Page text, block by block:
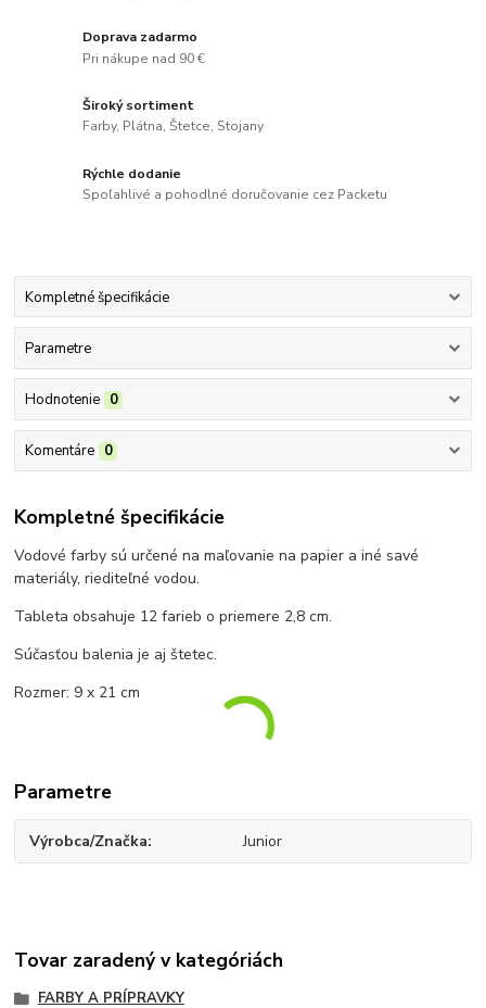
Doprava zadarmo
Pri nákupe nad 90 €
Široký sortiment
Farby, Plátna, Štetce, Stojany
Rýchle dodanie
Spoľahlivé a pohodlné doručovanie cez Packetu
Kompletné špecifikácie
Parametre
Hodnotenie 0
Komentáre 0
Kompletné špecifikácie
Vodové farby sú určené na maľovanie na papier a iné savé
materiály, riediteľné vodou.
Tableta obsahuje 12 farieb o priemere 2,8 cm.
Súčasťou balenia je aj štetec.
Rozmer: 9 x 21 cm
Parametre
Výrobca/Značka Junior
Tovar zaradený v kategóriách
FARBY A PRÍPRAVKY